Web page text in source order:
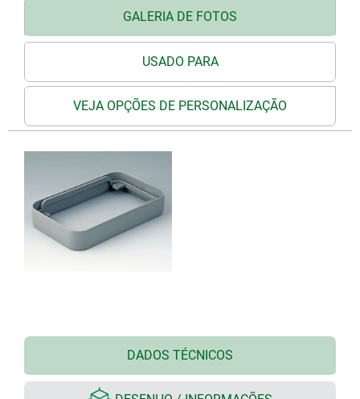
GALERIA DE FOTOS
USADO PARA
VEJA OPÇÕES DE PERSONALIZAÇÃO
DADOS TÉCNICOS